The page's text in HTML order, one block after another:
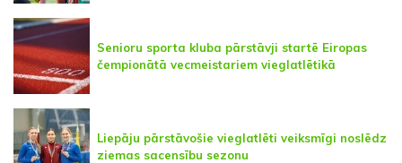
Senioru sporta kluba pārstāvji startē Eiropas
čempionātā vecmeistariem vieglatlētikā
Liepāju pārstāvošie vieglatlēti veiksmīgi noslēdz
ziemas sacensību sezonu